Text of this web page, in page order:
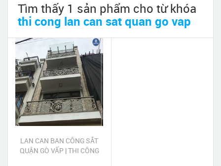
Tìm thấy 1 sản phẩm cho từ khóa
thi cong lan can sat quan go vap
LAN CAN BAN CÔNG SẮT
QUẬN GÒ VẤP | THI CÔNG